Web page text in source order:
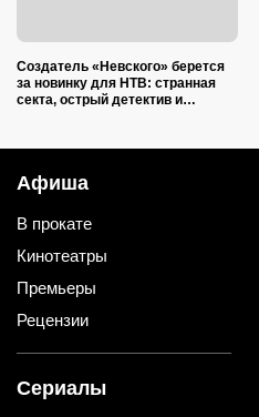
Создатель «Невского» берется
за новинку для НТВ: странная
секта, острый детектив и
Афиша
В прокате
Кинотеатры
Премьеры
Рецензии
Сериалы